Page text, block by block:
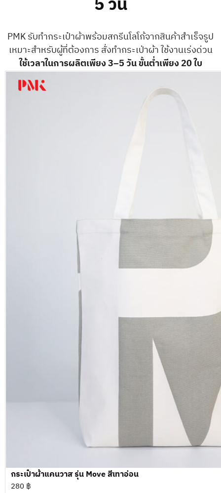
PMK รับทำกระเป๋าผ้าพร้อมสกรีนโลโก้จากสินค้าสำเร็จรูป
เหมาะสำหรับผู้ที่ต้องการ สั่งทำกระเป่าผ้า ใช้งานเร่งด่วน
ใช้เวลาในการผลิตเพียง 3–5 วัน ขั้นต่ำเพียง 20 ใบ
กระเป๋าผ้าแคนวาส รุ่น Move สีเทาอ่อน
280 ฿